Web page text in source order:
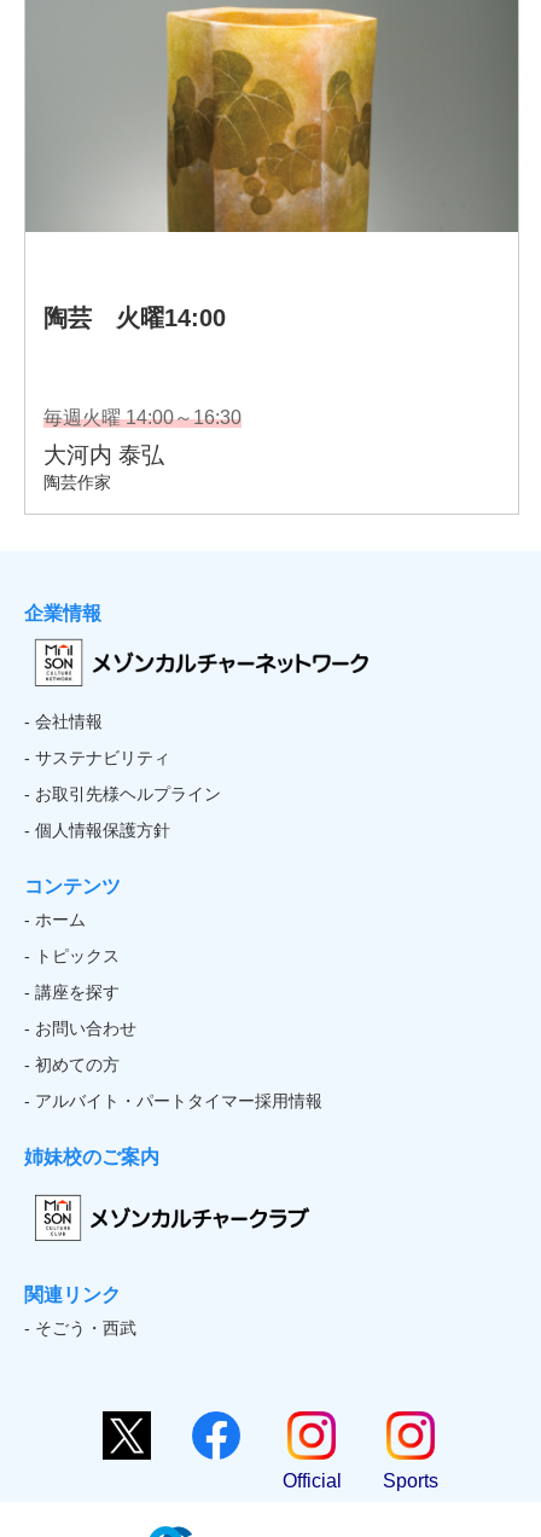
企業情報
- 会社情報
- サステナビリティ
- お取引先様ヘルプライン
- 個人情報保護方針
コンテンツ
- ホーム
- トピックス
- 講座を探す
- お問い合わせ
- 初めての方
- アルバイト・パートタイマー採用情報
姉妹校のご案内
関連リンク
- そごう・西武
Official Sports